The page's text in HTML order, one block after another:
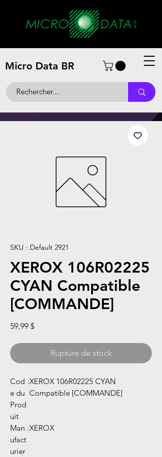
Micro Data BR
SKU : Default 2921
XEROX 106R02225
CYAN Compatible
[COMMANDE]
59,99 $Prix
Rupture de stock
Cod
e du
Prod
uit
:XEROX 106R02225 CYAN
Compatible [COMMANDE]
Man
ufact
urier
:XEROX